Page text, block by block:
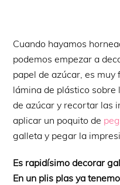
Cuando hayamos
podemos empezar a
papel de azúcar, es
lámina de plástico sobre
de azúcar y recortar las
aplicar un poquito de
galleta y pegar la
Es rapidísimo decorar
En un plis plas ya